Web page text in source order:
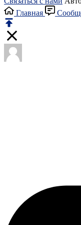
Главная